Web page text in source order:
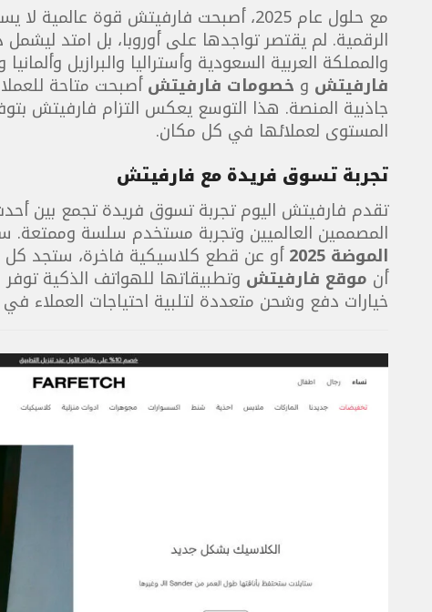
مع حلول عام 2025، أصبحت فارفيتش قوة
الرقمية. لم يقتصر تواجدها على أوروبا، بل امتد ليشمل
والمملكة العربية السعودية وأستراليا والبرازيل وألمانيا
فارفيتش و خصومات فارفيتشأصبحت متاحة
جاذبية المنصة. هذا التوسع يعكس التزام فارفيتش
المستوى لعملائها في كل مكان.
تجربة تسوق فريدة مع فارفيتش
تقدم فارفيتش اليوم تجربة تسوق فريدة تجمع بين
المصممين العالميين وتجربة مستخدم سلسة وممتعة.
الموضة 2025 أو عن قطع كلاسيكية فاخرة، ستجد
أن موقع فارفيتش وتطبيقاتها للهواتف الذكية
خيارات دفع وشحن متعددة لتلبية احتياجات العملاء